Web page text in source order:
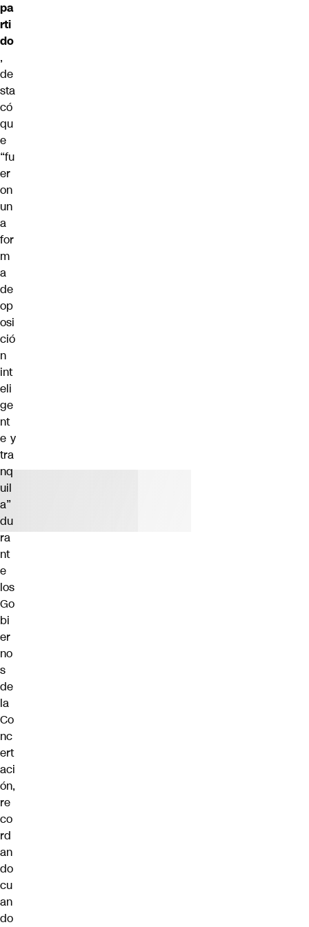
pa
rti
do
,
de
sta
có
qu
e
“fu
er
on
un
a
for
m
a
de
op
osi
ció
n
int
eli
ge
nt
e y
tra
nq
uil
a”
du
ra
nt
e
los
Go
bi
er
no
s
de
la
Co
nc
ert
aci
ón,
re
co
rd
an
do
cu
an
do